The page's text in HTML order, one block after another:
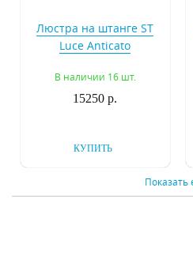
Люстра на штанге ST
Luce Anticato
В наличии 16 шт.
15250 р.
КУПИТЬ
Показать